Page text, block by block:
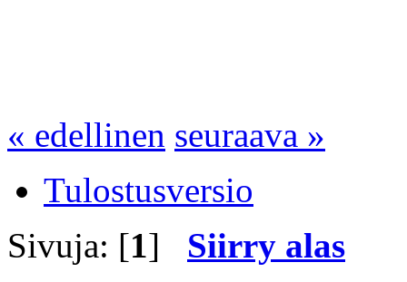
« edellinen seuraava »
Tulostusversio
Sivuja: [1] Siirry alas